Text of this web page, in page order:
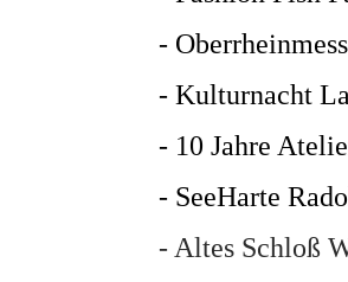
-
- Kulturnacht
- 10 Jahre
- SeeHarte
- Altes Schloß